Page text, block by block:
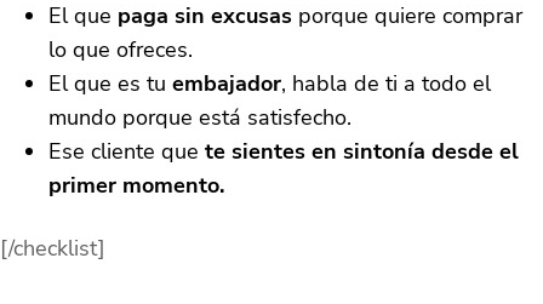
El que paga sin excusas porque quiere comprar
lo que ofreces.
El que es tu embajador, habla de ti a todo el
mundo porque está satisfecho.
Ese cliente que te sientes en sintonía desde el
primer momento.
[/checklist]